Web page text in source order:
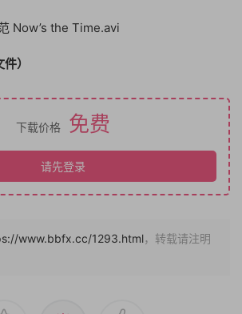
Now’s the Time.avi
）
下载价格 免费
请先登录
www.bbfx.cc/1293.html，转载请注明